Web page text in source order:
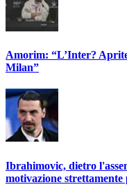
Amorim: “L’Inter?
Milan”
Ibrahimovic, dietro
motivazione strettamente